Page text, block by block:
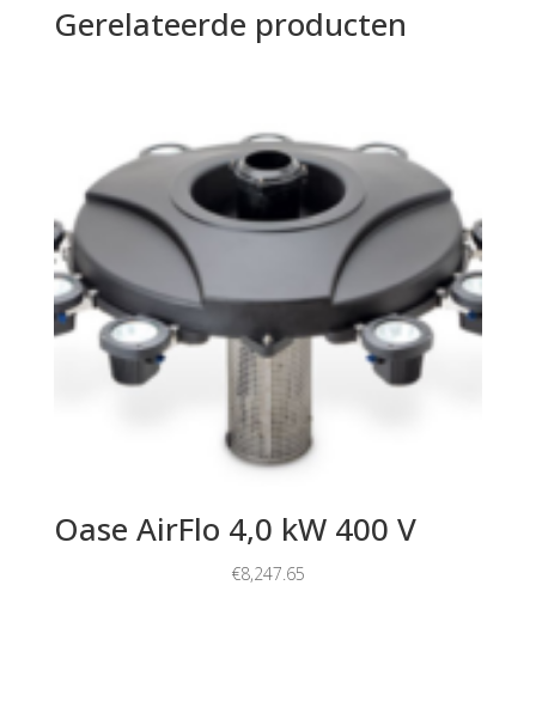
Gerelateerde producten
Oase AirFlo 4,0 kW 400 V
€8,247.65